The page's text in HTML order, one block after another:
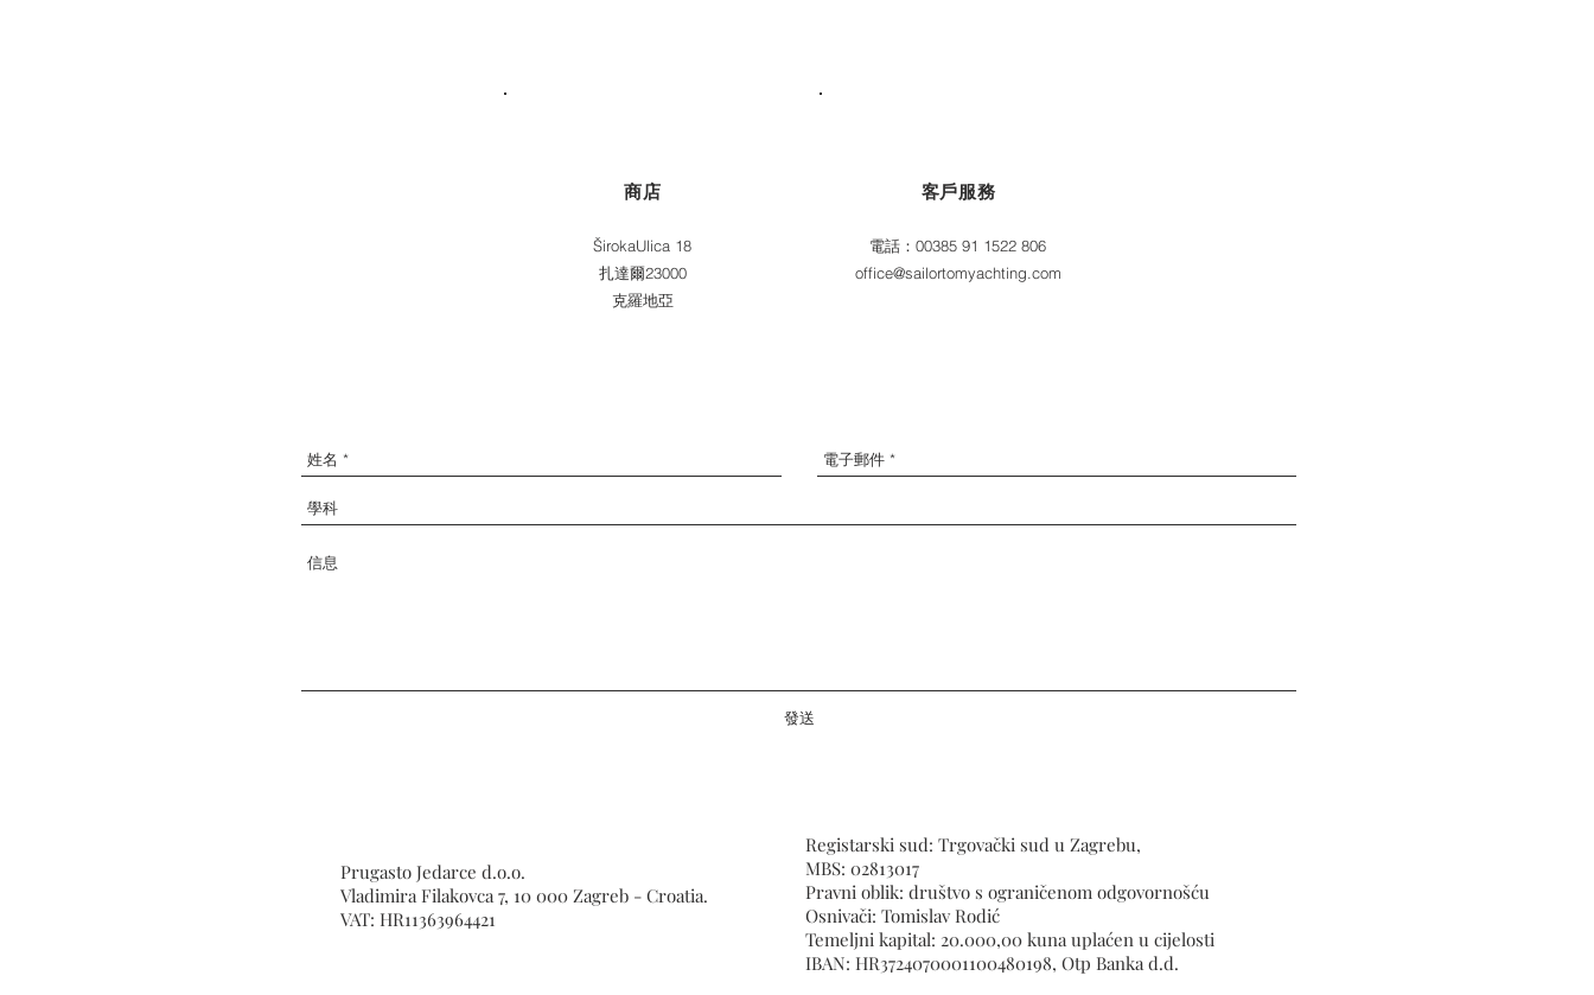
商店
ŠirokaUlica 18
扎達爾23000
克羅地亞
客戶服務
電話：00385 91 1522 806
office@sailortomyachting.com
發送
Prugasto Jedarce d.o.o.
Vladimira Filakovca 7, 10 000 Zagreb - Croatia.
VAT: HR11363964421
Registarski sud: Trgovački sud u Zagrebu,
MBS: 02813017
Pravni oblik: društvo s ograničenom odgovornošću
Osnivači: Tomislav Rodić
Temeljni kapital: 20.000,00 kuna uplaćen u cijelosti
IBAN: HR3724070001100480198, Otp Banka d.d.